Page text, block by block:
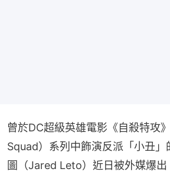
曾於DC超級英雄電影《自殺特攻
Squad）系列中飾演反派「小丑」
圖（Jared Leto）近日被外媒爆出